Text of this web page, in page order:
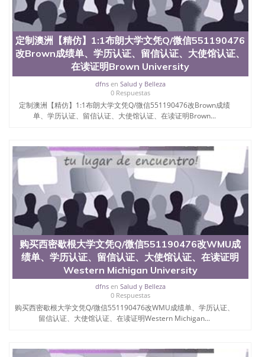
定制澳洲【精仿】1:1布朗大学文凭Q/微信551190476
改Brown成绩单、学历认证、留信认证、大使馆认证、
在读证明Brown University
dfnsen Salud y Belleza
0 Respuestas
定制澳洲【精仿】1:1布朗大学文凭Q/微信551190476改Brown成绩
单、学历认证、留信认证、大使馆认证、在读证明Brown...
购买西密歇根大学文凭Q/微信551190476改WMU成
绩单、学历认证、留信认证、大使馆认证、在读证明
Western Michigan University
dfnsen Salud y Belleza
0 Respuestas
购买西密歇根大学文凭Q/微信551190476改WMU成绩单、学历认证、
留信认证、大使馆认证、在读证明Western Michigan...